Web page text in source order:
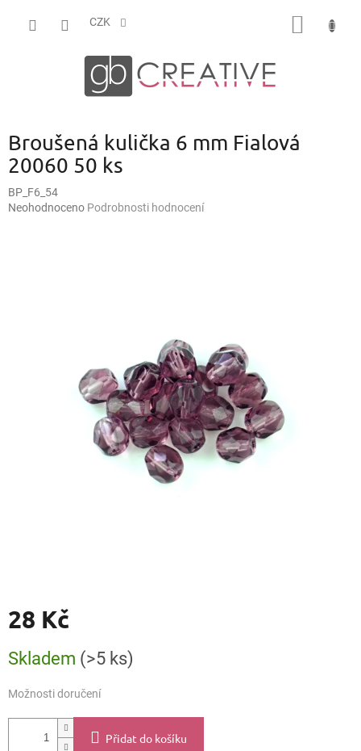
CZK
Broušená kulička 6 mm Fialová
20060 50 ks
BP_F6_54
Průměrné
Neohodnoceno Podrobnosti hodnocení
28 Kč
cena:
Skladem (>5 ks)
Možnosti doručení
Přidat do košíku